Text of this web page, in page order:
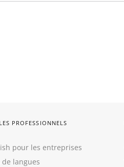
PROFESSIONNELS
pour les entreprises
de langues